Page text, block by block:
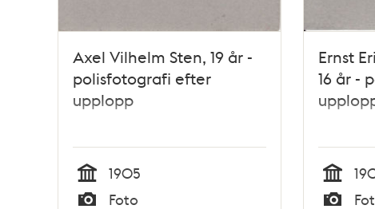
Axel Vilhelm Sten, 19 år -
polisfotografi efter
upplopp
Tid
1905
Foto
Ernst
16 år -
Tid